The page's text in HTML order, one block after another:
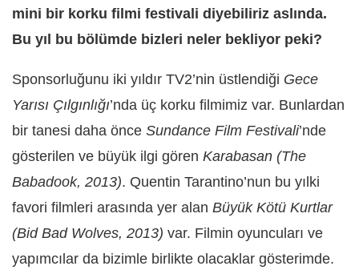
mini bir korku filmi festivali diyebiliriz aslında.
Bu yıl bu bölümde bizleri neler bekliyor peki?
Sponsorluğunu iki yıldır TV2’nin üstlendiği Gece
Yarısı Çılgınlığı’nda üç korku filmimiz var. Bunlardan
bir tanesi daha önce Sundance Film Festivali’nde
gösterilen ve büyük ilgi gören Karabasan (The
Babadook, 2013). Quentin Tarantino’nun bu yılki
favori filmleri arasında yer alan Büyük Kötü Kurtlar
(Bid Bad Wolves, 2013) var. Filmin oyuncuları ve
yapımcılar da bizimle birlikte olacaklar gösterimde.